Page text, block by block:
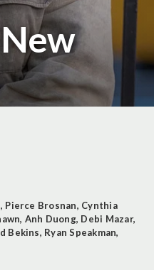
, Pierce Brosnan, Cynthia
, Anh Duong, Debi Mazar,
Bekins, Ryan Speakman,